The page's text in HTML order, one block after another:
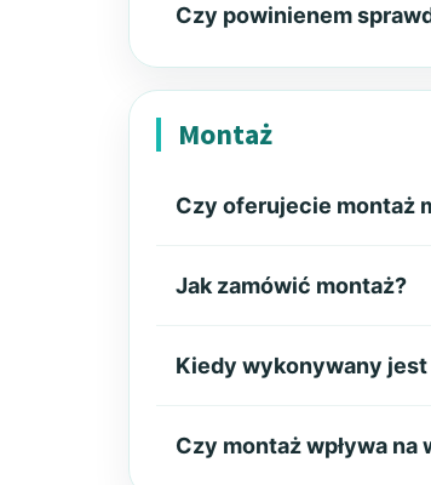
Czy powinienem
Montaż
Czy oferujecie montaż
Jak zamówić montaż?
Kiedy wykonywany jest
Czy montaż wpływa na